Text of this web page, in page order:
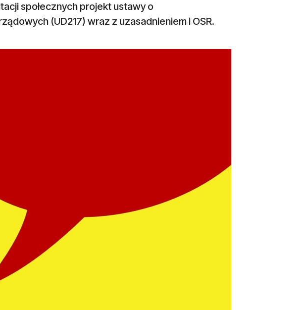
społecznych projekt ustawy o
(UD217) wraz z uzasadnieniem i OSR.